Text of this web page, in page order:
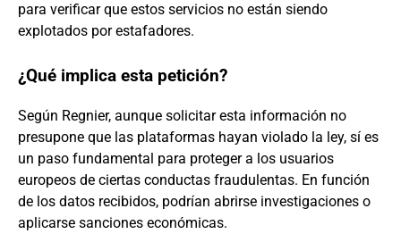
para verificar que estos servicios no están siendo
explotados por estafadores.
¿Qué implica esta petición?
Según Regnier, aunque solicitar esta información no
presupone que las plataformas hayan violado la ley, sí es
un paso fundamental para proteger a los usuarios
europeos de ciertas conductas fraudulentas. En función
de los datos recibidos, podrían abrirse investigaciones o
aplicarse sanciones económicas.